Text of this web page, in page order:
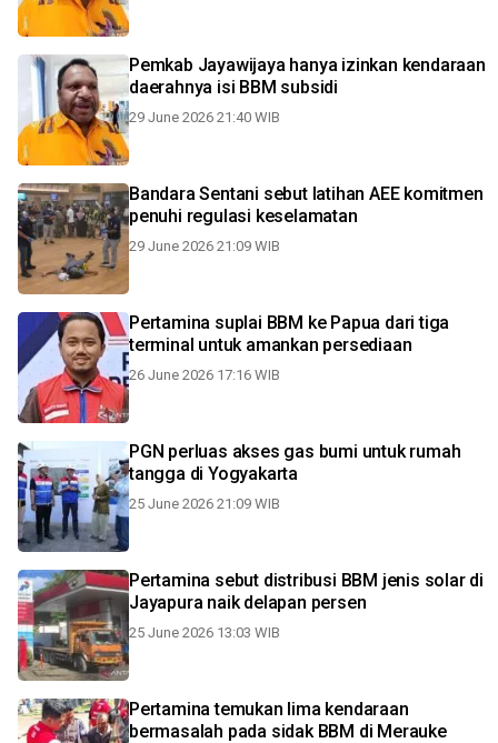
Pemkab Jayawijaya hanya izinkan kendaraan
daerahnya isi BBM subsidi
29 June 2026 21:40 WIB
Bandara Sentani sebut latihan AEE komitmen
penuhi regulasi keselamatan
29 June 2026 21:09 WIB
Pertamina suplai BBM ke Papua dari tiga
terminal untuk amankan persediaan
26 June 2026 17:16 WIB
PGN perluas akses gas bumi untuk rumah
tangga di Yogyakarta
25 June 2026 21:09 WIB
Pertamina sebut distribusi BBM jenis solar di
Jayapura naik delapan persen
25 June 2026 13:03 WIB
Pertamina temukan lima kendaraan
bermasalah pada sidak BBM di Merauke